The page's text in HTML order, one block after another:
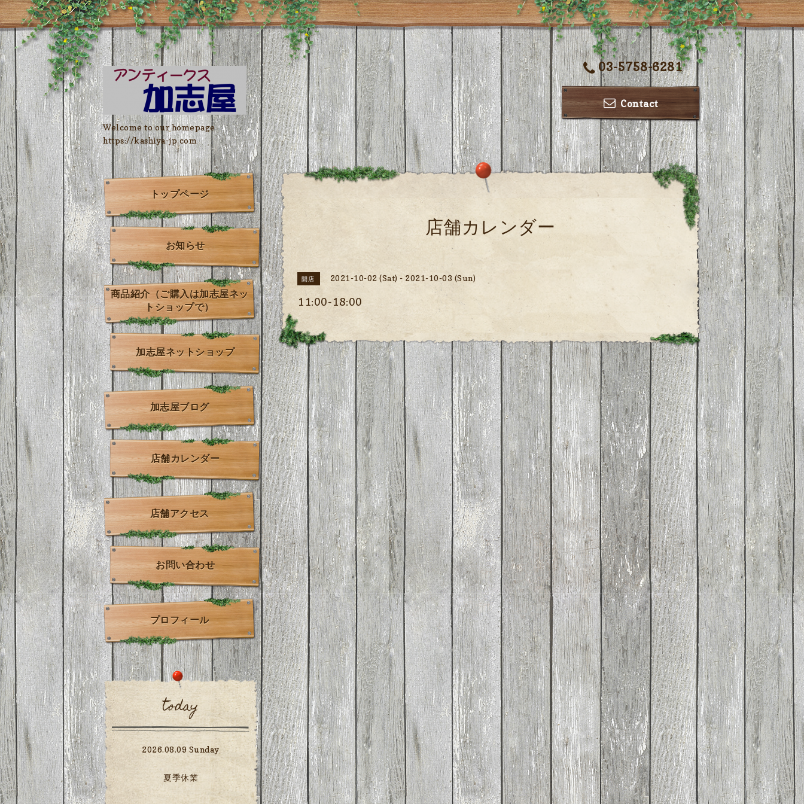
03-5758-6281
Contact
Welcome to our homepage
https://kashiya-jp.com
店舗カレンダー
開店 2021-10-02 (Sat) - 2021-10-03 (Sun)
11:00-18:00
トップページ
お知らせ
商品紹介（ご購入は加志屋ネッ
トショップで）
加志屋ネットショップ
加志屋ブログ
店舗カレンダー
店舗アクセス
お問い合わせ
プロフィール
today
2026.08.09 Sunday
夏季休業